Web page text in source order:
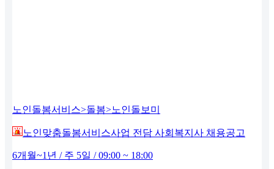
노인돌봄서비스>돌봄>노인돌보미
노인맞춤돌봄서비스사업 전담 사회복지사 채용공고
6개월~1년 / 주 5일 / 09:00 ~ 18:00